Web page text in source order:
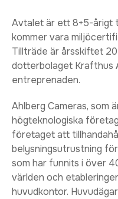
Avtalet är ett 8+5-årigt
kommer vara
Tillträde är årsskiftet
dotterbolaget Krafthus
entreprenaden.
Ahlberg Cameras, som
högteknologiska
företaget att
belysningsutrustning
som har funnits i över
världen och
huvudkontor.